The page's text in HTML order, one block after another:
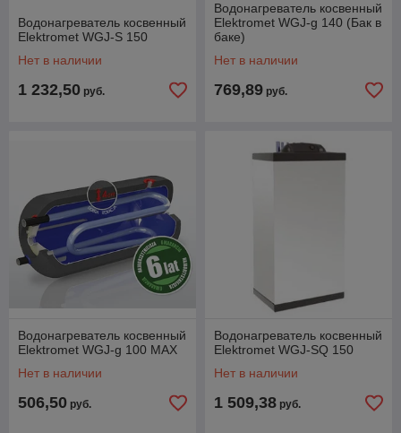
Водонагреватель косвенный
Elektromet WGJ-S 150
Нет в наличии
1 232,50 руб.
Водонагреватель косвенный
Elektromet WGJ-g 140 (Бак в
баке)
Нет в наличии
769,89 руб.
Водонагреватель косвенный
Elektromet WGJ-g 100 MAX
Нет в наличии
506,50 руб.
Водонагреватель косвенный
Elektromet WGJ-SQ 150
Нет в наличии
1 509,38 руб.